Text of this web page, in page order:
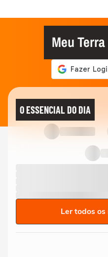
Meu Terra
O ESSENCIAL DO DIA
Ler todos